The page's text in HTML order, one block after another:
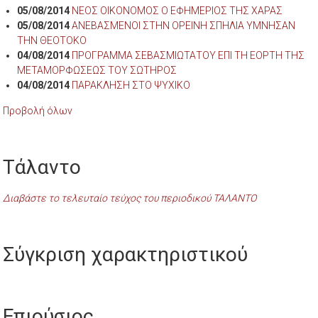
05/08/2014 ΝΕΟΣ ΟΙΚΟΝΟΜΟΣ Ο ΕΦΗΜΕΡΙΟΣ ΤΗΣ ΧΑΡΑΣ
05/08/2014 ΑΝΕΒΑΣΜΕΝΟΙ ΣΤΗΝ ΟΡΕΙΝΗ ΣΠΗΛΙΑ ΥΜΝΗΣΑΝ
ΤΗΝ ΘΕΟΤΟΚΟ
04/08/2014 ΠΡΟΓΡΑΜΜΑ ΣΕΒΑΣΜΙΩΤΑΤΟΥ ΕΠΙ ΤΗ ΕΟΡΤΗ ΤΗΣ
ΜΕΤΑΜΟΡΦΩΣΕΩΣ ΤΟΥ ΣΩΤΗΡΟΣ
04/08/2014 ΠΑΡΑΚΛΗΣΗ ΣΤΟ ΨΥΧΙΚΟ
Προβολή όλων
Τάλαντο
Διαβάστε το τελευταίο τεύχος του περιοδικού ΤΑΛΑΝΤΟ
Σύγκριση χαρακτηριστικού